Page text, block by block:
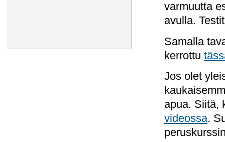
varmuutta
avulla.
Samalla
kerrottu
Jos olet
apua. Siitä,
videossa.